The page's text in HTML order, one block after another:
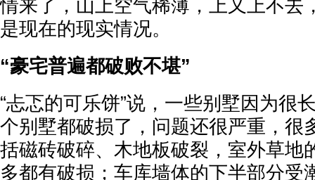
情来了，山上空气稀薄，上又上不去
是现在的现实情况。
“豪宅普遍都破败不堪”
“忐忑的可乐饼”说，一些别墅因为很
个别墅都破损了，问题还很严重，很
括磁砖破碎、木地板破裂，室外草地
多都有破损；车库墙体的下半部分受